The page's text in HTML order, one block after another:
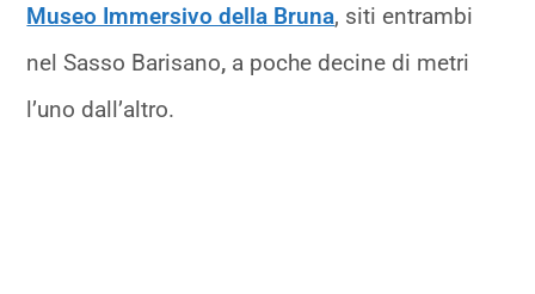
Museo Immersivo della Bruna, siti entrambi
nel Sasso Barisano, a poche decine di metri
l’uno dall’altro.